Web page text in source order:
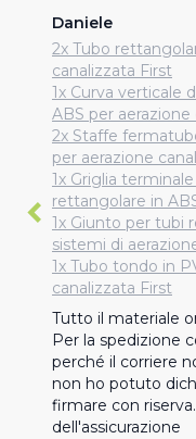
Daniele
2x Tubo
canalizzata First
1x Curva verticale
ABS per
2x Staffe
per aerazione
1x Griglia
rettangolare in
1x Giunto per tubi
sistemi di
1x Tubo tondo in
canalizzata First
Tutto il materiale
Per la spedizione
perché il corriere
non ho potuto
firmare con
dell'assicurazione